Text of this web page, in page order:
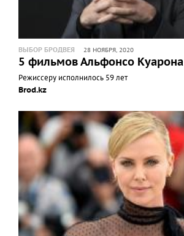
ВЫБОР БРОДВЕЯ 28 НОЯБРЯ, 2020
5 фильмов Альфонсо Куарона
Режиссеру исполнилось 59 лет
Brod.kz